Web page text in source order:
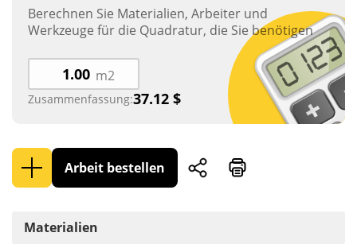
Materialien
Berechnen Sie Materialien, Arbeiter und
Werkzeuge für die Quadratur, die Sie benötigen
m2
Zusammenfassung:37.12 $
Arbeit bestellen